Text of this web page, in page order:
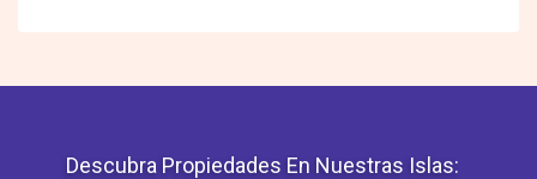
Descubra Propiedades En Nuestras Islas: